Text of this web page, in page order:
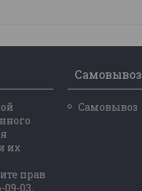
их
прав
09-03,
Самовывоз
Самовывоз